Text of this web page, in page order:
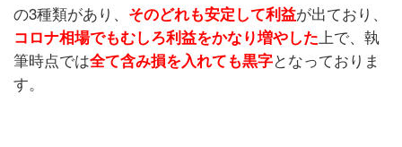
の3種類があり、 そのどれも安定して利益が出ており、
コロナ相場でもむしろ利益をかなり増やした 上で、執
筆時点では全て含み損を入れても黒字となっておりま
す。